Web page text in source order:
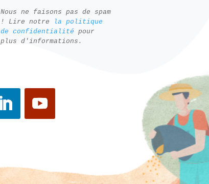
Nous ne faisons pas de spam
! Lire notre
la politique
de confidentialité pour
plus d'informations.